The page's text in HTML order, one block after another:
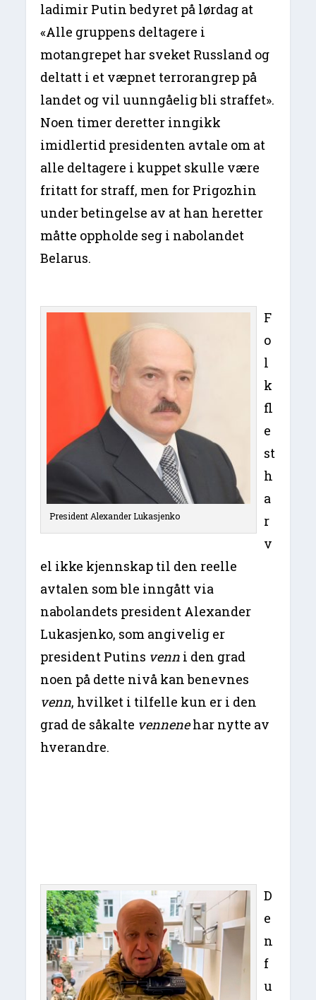
ladimir Putin bedyret på lørdag at
«Alle gruppens deltagere i
motangrepet har sveket Russland og
deltatt i et væpnet terrorangrep på
landet og vil uunngåelig bli straffet».
Noen timer deretter inngikk
imidlertid presidenten avtale om at
alle deltagere i kuppet skulle være
fritatt for straff, men for Prigozhin
under betingelse av at han heretter
måtte oppholde seg i nabolandet
Belarus.
President Alexander Lukasjenko
F
o
l
k
fl
e
st
h
a
r
v
el ikke kjennskap til den reelle
avtalen som ble inngått via
nabolandets president Alexander
Lukasjenko, som angivelig er
president Putins venn i den grad
noen på dette nivå kan benevnes
venn, hvilket i tilfelle kun er i den
grad de såkalte vennenehar nytte av
hverandre.
D
e
n
f
u